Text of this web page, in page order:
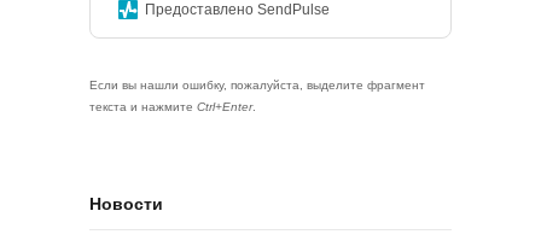
Предоставлено SendPulse
Если вы нашли ошибку, пожалуйста, выделите фрагмент
текста и нажмите Ctrl+Enter.
Новости